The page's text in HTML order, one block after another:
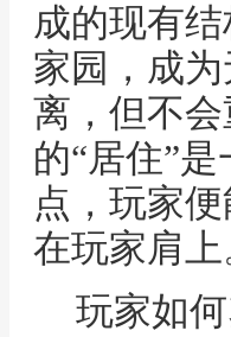
成的现有
家园，成
离，但不
的“居住”
点，玩家
在玩家肩上
玩家如